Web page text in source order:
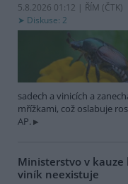
5.8.2026 01:12 | ŘÍM (ČTK)
Diskuse: 2
sadech a vinicích a
mřížkami, což oslabuje
AP.
Ministerstvo v kauze
viník neexistuje